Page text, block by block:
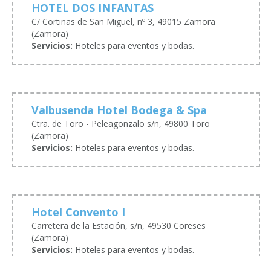
HOTEL DOS INFANTAS
C/ Cortinas de San Miguel, nº 3, 49015 Zamora
(Zamora)
Servicios: Hoteles para eventos y bodas.
Valbusenda Hotel Bodega & Spa
Ctra. de Toro - Peleagonzalo s/n, 49800 Toro
(Zamora)
Servicios: Hoteles para eventos y bodas.
Hotel Convento I
Carretera de la Estación, s/n, 49530 Coreses
(Zamora)
Servicios: Hoteles para eventos y bodas.